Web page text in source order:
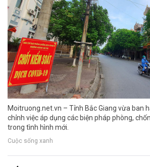
Moitruong.net.vn – Tỉnh Bắc Giang vừa ban
chỉnh việc áp dụng các biện pháp phòng,
trong tình hình mới.
Cuộc sống xanh